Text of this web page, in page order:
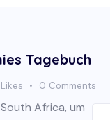
Tagebuch
Likes 0 Comments
Africa, um